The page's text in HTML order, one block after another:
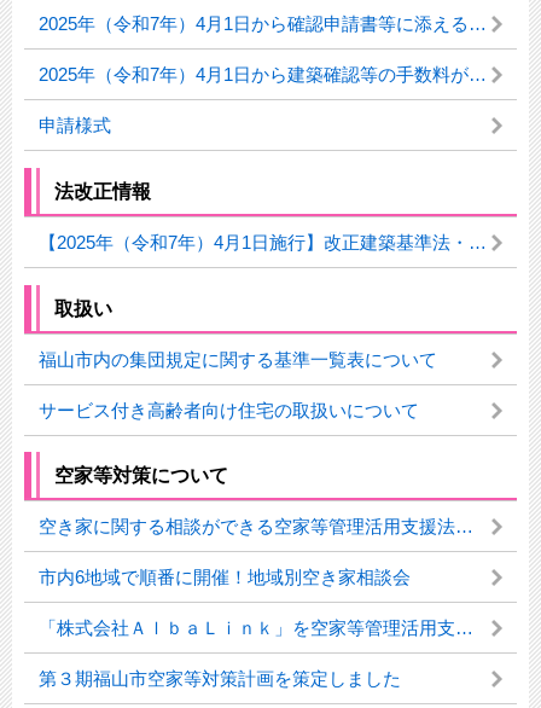
2025年（令和7年）4月1日から確認申請書等に添える書類を追加しました
2025年（令和7年）4月1日から建築確認等の手数料が変わります。
申請様式
法改正情報
【2025年（令和7年）4月1日施行】改正建築基準法・改正建築物省エネ法について
取扱い
福山市内の集団規定に関する基準一覧表について
サービス付き高齢者向け住宅の取扱いについて
空家等対策について
空き家に関する相談ができる空家等管理活用支援法人一覧
市内6地域で順番に開催！地域別空き家相談会
「株式会社ＡｌｂａＬｉｎｋ」を空家等管理活用支援法人に指定しました
第３期福山市空家等対策計画を策定しました